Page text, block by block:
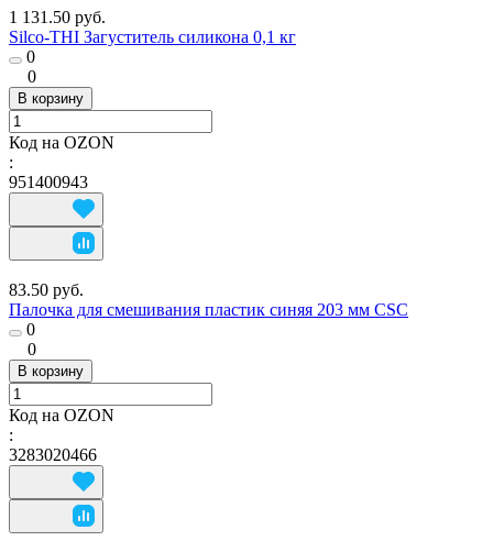
1 131.50 руб.
Silco-THI Загуститель силикона 0,1 кг
0
0
В корзину
Код на OZON
:
951400943
83.50 руб.
Палочка для смешивания пластик синяя 203 мм CSC
0
0
В корзину
Код на OZON
:
3283020466